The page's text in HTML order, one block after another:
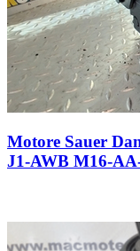
Motore Sauer
J1-AWB M16-